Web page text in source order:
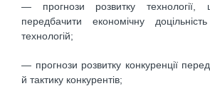
— прогнози розвитку
передбачити економічну
технологій;
— прогнози розвитку конкуренції
й тактику конкурентів;